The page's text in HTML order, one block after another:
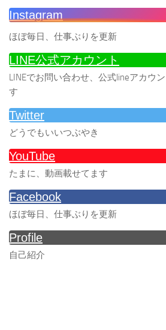
Instagram
ほぼ毎日、仕事ぶりを更新
LINE公式アカウント
LINEでお問い合わせ、公式lineアカウ
す
Twitter
どうでもいいつぶやき
YouTube
たまに、動画載せてます
Facebook
ほぼ毎日、仕事ぶりを更新
Profile
自己紹介